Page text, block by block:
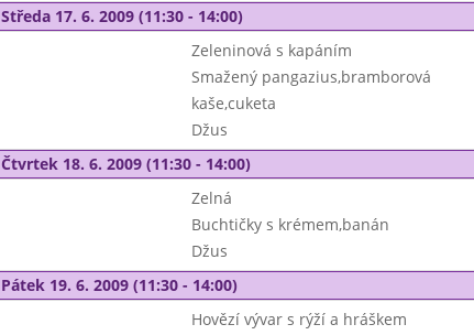
Středa 17. 6. 2009 (11:30 - 14:00)
Zeleninová s kapáním
Smažený pangazius,bramborová
kaše,cuketa
Džus
Čtvrtek 18. 6. 2009 (11:30 - 14:00)
Zelná
Buchtičky s krémem,banán
Džus
Pátek 19. 6. 2009 (11:30 - 14:00)
Hovězí vývar s rýží a hráškem